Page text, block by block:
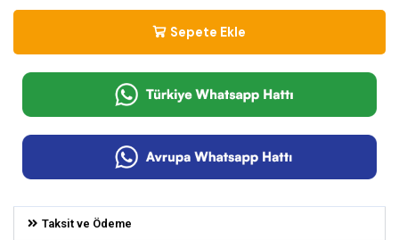
Sepete Ekle
Taksit ve Ödeme